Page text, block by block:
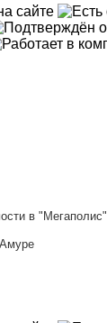
в "Мегаполис"